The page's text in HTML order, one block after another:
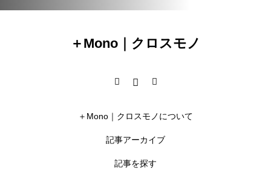
＋Mono｜クロスモノ
＋Mono｜クロスモノについて
記事アーカイブ
記事を探す